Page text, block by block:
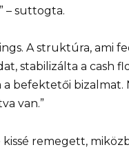
– suttogta.
A struktúra, ami
stabilizálta a cash
befektetői bizalmat.
van.”
kissé remegett,